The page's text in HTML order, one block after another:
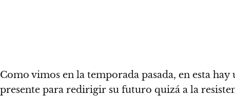
Como vimos en la temporada pasada, en esta hay
presente para redirigir su futuro quizá a la